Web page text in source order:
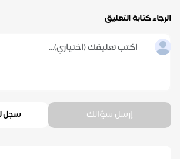
الرجاء كتابة التعليق
إرسل سؤالك سجل